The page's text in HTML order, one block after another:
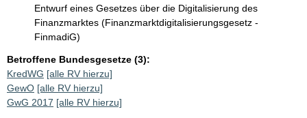
Entwurf eines Gesetzes über die Digitalisierung des
Finanzmarktes (Finanzmarktdigitalisierungsgesetz -
FinmadiG)
Betroffene Bundesgesetze (3):
KredWG [alle RV hierzu]
GewO [alle RV hierzu]
GwG 2017 [alle RV hierzu]